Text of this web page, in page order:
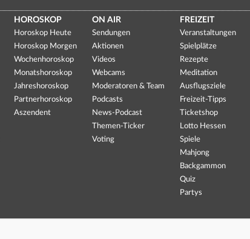
HOROSKOP
Horoskop Heute
Horoskop Morgen
Wochenhoroskop
Monatshoroskop
Jahreshoroskop
Partnerhoroskop
Aszendent
ON AIR
Sendungen
Aktionen
Videos
Webcams
Moderatoren & Team
Podcasts
News-Podcast
Themen-Ticker
Voting
FREIZEIT
Veranstaltungen
Spielplätze
Rezepte
Meditation
Ausflugsziele
Freizeit-Tipps
Ticketshop
Lotto Hessen
Spiele
Mahjong
Backgammon
Quiz
Partys